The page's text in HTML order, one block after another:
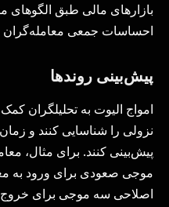
بازارهای مالی طبق
احساسات جمعی
پیش‌بینی روندها
امواج الیوت به تحلیلگران
نزولی را شناسایی کنند و
پیش‌بینی کنند. برای مثال،
موجی صعودی برای ورود به
اصلاحی سه موجی برای خروج